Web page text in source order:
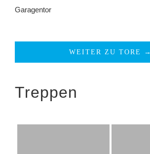
Garagentor
WEITER ZU TORE →
Treppen